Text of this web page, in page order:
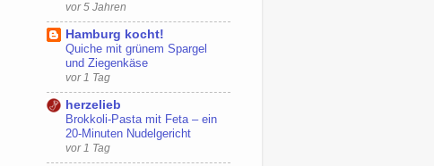
vor 5 Jahren
Hamburg kocht!
Quiche mit grünem Spargel
und Ziegenkäse
vor 1 Tag
herzelieb
Brokkoli-Pasta mit Feta – ein
20-Minuten Nudelgericht
vor 1 Tag